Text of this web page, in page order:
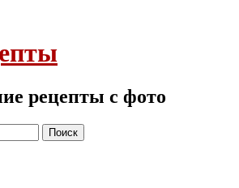
рецепты с фото